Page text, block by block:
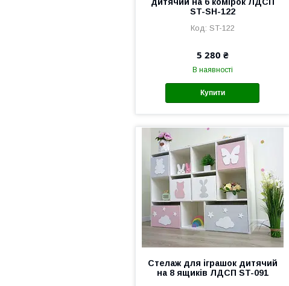
ST-SH-122
ST-122
5 280 ₴
В наявності
Купити
Стелаж для іграшок дитячий
на 8 ящиків ЛДСП ST-091